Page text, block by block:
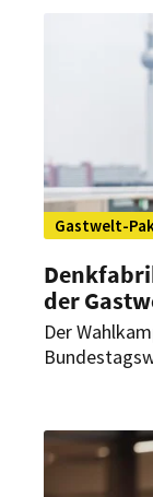
mit
Summit
Gastwelt-
der
Der
(DZG). Sie
Pakt“, um